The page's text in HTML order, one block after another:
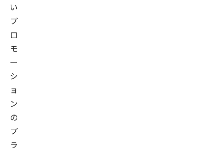
い
プ
ロ
モ
ー
シ
ョ
ン
の
プ
ラ